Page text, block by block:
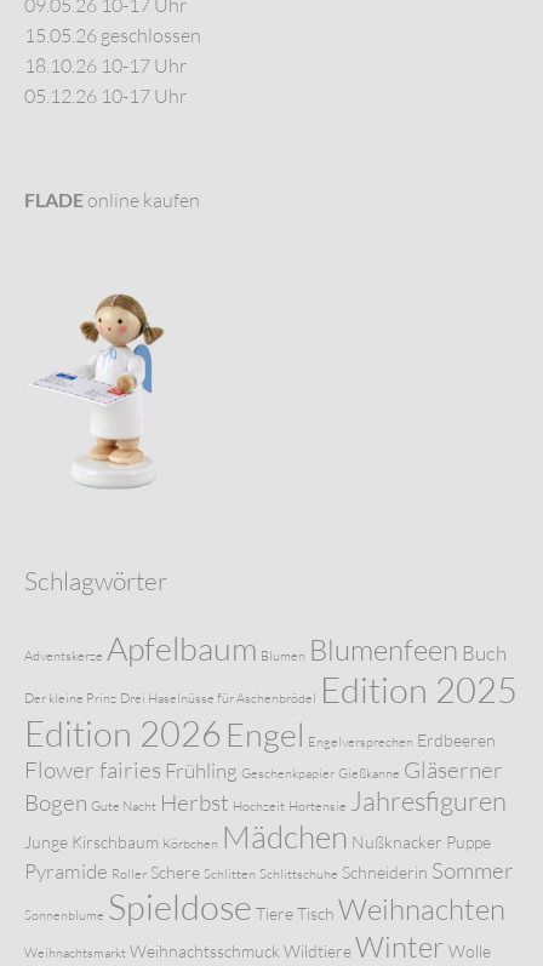
15.05.26 geschlossen
18.10.26 10-17 Uhr
05.12.26 10-17 Uhr
FLADE online kaufen
Schlagwörter
Adventskerze Apfelbaum Blumen Blumenfeen Buch
Der kleine Prinz Drei Haselnüsse für Aschenbrödel Edition 2025
Edition 2026 Engel Engelversprechen Erdbeeren
Flower fairies Frühling Geschenkpapier Gießkanne Gläserner
Bogen Gute Nacht Herbst Hochzeit Hortensie Jahresfiguren
Junge Kirschbaum Körbchen Mädchen Nußknacker Puppe
Pyramide Roller Schere Schlitten Schlittschuhe Schneiderin Sommer
Sonnenblume Spieldose TiereTisch Weihnachten
Weihnachtsmarkt Weihnachtsschmuck WildtiereWinter Wolle